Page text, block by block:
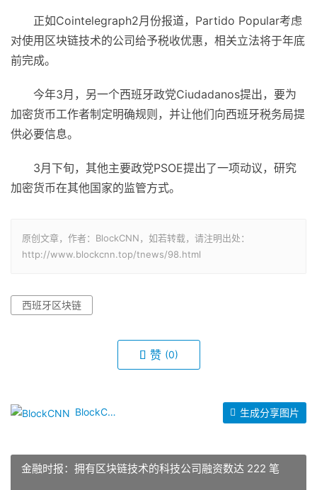
正如Cointelegraph2月份报道，Partido Popular考虑
对使用区块链技术的公司给予税收优惠，相关立法将于年底
前完成。
今年3月，另一个西班牙政党Ciudadanos提出，要为
加密货币工作者制定明确规则，并让他们向西班牙税务局提
供必要信息。
3月下旬，其他主要政党PSOE提出了一项动议，研究
加密货币在其他国家的监管方式。
原创文章，作者：BlockCNN，如若转载，请注明出处：
http://www.blockcnn.top/tnews/98.html
西班牙区块链
赞 (0)
BlockCNN 生成分享图片
金融时报：拥有区块链技术的科技公司融资数达 222 笔